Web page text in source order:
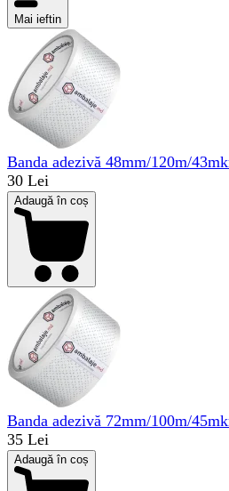
Mai ieftin
Banda adezivă 48mm/120m/
30 Lei
Adaugă în coș
Banda adezivă 72mm/100m/
35 Lei
Adaugă în coș